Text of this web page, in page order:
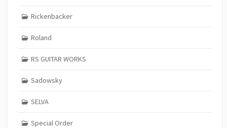
Rickenbacker
Roland
RS GUITAR WORKS
Sadowsky
SELVA
Special Order